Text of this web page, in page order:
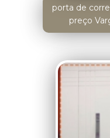
porta de
preço